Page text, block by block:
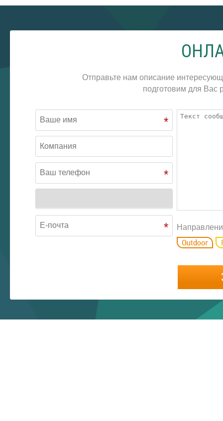
Отправьте нам описание
подготовим для Вас
*
*
*